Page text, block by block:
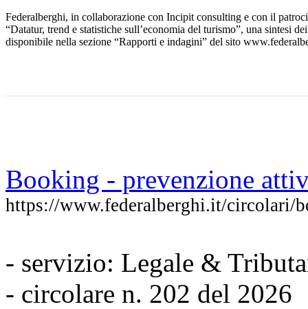
Federalberghi, in collaborazione con Incipit consulting e con il
“Datatur, trend e statistiche sull’economia del turismo”, una sintesi
disponibile nella sezione “Rapporti e indagini” del sito
Booking - prevenzione
https://www.federalberghi.it/circolari/
- servizio: Legale &
- circolare n. 202 del 2026